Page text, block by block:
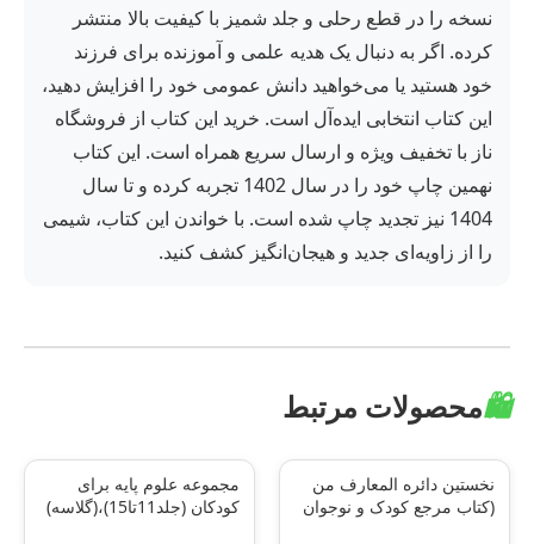
نسخه را در قطع رحلی و جلد شمیز با کیفیت بالا منتشر
کرده. اگر به دنبال یک هدیه علمی و آموزنده برای فرزند
خود هستید یا می‌خواهید دانش عمومی خود را افزایش دهید،
این کتاب انتخابی ایده‌آل است. خرید این کتاب از فروشگاه
ناز با تخفیف ویژه و ارسال سریع همراه است. این کتاب
نهمین چاپ خود را در سال 1402 تجربه کرده و تا سال
1404 نیز تجدید چاپ شده است. با خواندن این کتاب، شیمی
را از زاویه‌ای جدید و هیجان‌انگیز کشف کنید.
🛍️محصولات مرتبط
نخستین دائره المعارف من
(کتاب مرجع کودک و نوجوان
مجموعه علوم پایه برای
کودکان (جلد11تا15)،(گلاسه)